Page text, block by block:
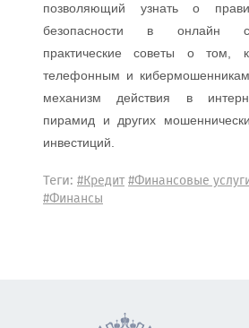
позволяющий узнать о
безопасности в онлайн
практические советы о том,
телефонным и
механизм действия в
пирамид и других
инвестиций.
Теги: #Кредит#Финансовые
#Финансы